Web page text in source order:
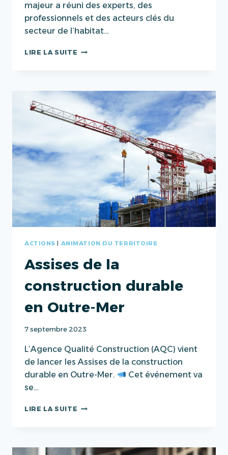
majeur a réuni des experts, des
professionnels et des acteurs clés du
secteur de l’habitat…
LIRE LA SUITE JOURNÉE
ACTIONS ANIMATION DU TERRITOIRE
Assises de la
construction durable
en Outre-Mer
7 septembre 2023
L’Agence Qualité Construction (AQC) vient
de lancer les Assises de la construction
durable en Outre-Mer.
Cet événement va
se…
LIRE LA SUITE ASSISES
DURABLE